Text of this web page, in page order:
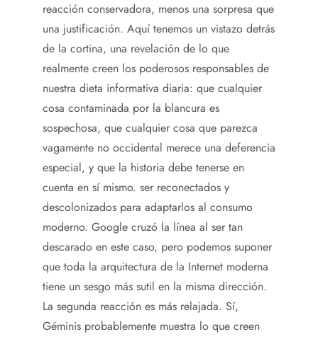
reacción conservadora, menos una sorpresa que
una justificación. Aquí tenemos un vistazo detrás
de la cortina, una revelación de lo que
realmente creen los poderosos responsables de
nuestra dieta informativa diaria: que cualquier
cosa contaminada por la blancura es
sospechosa, que cualquier cosa que parezca
vagamente no occidental merece una deferencia
especial, y que la historia debe tenerse en
cuenta en sí mismo. ser reconectados y
descolonizados para adaptarlos al consumo
moderno. Google cruzó la línea al ser tan
descarado en este caso, pero podemos suponer
que toda la arquitectura de la Internet moderna
tiene un sesgo más sutil en la misma dirección.
La segunda reacción es más relajada. Sí,
Géminis probablemente muestra lo que creen